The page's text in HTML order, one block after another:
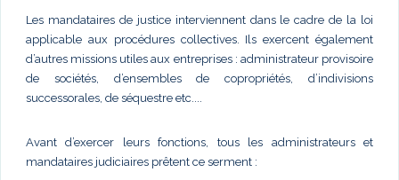
Les mandataires de justice interviennent dans le cadre de la loi
applicable aux procédures collectives. Ils exercent également
d’autres missions utiles aux entreprises : administrateur provisoire
de sociétés, d’ensembles de copropriétés, d’indivisions
successorales, de séquestre etc....
Avant d’exercer leurs fonctions, tous les administrateurs et
mandataires judiciaires prêtent ce serment :